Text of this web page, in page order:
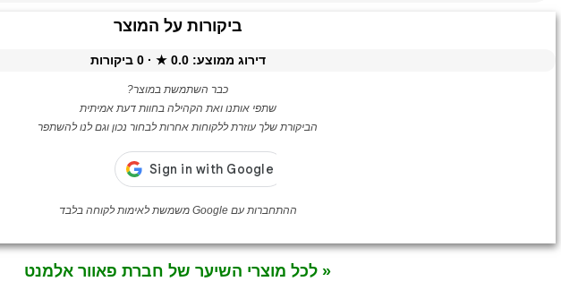
ביקורות על המוצר
דירוג ממוצע:0.0
★ ·
0 ביקורות
כבר השתמשת במוצר?
שתפי אותנו ואת הקהילה בחוות דעת אמיתית
הביקורת שלך עוזרת ללקוחות אחרות לבחור נכון וגם לנו להשתפר
ההתחברות עם Google משמשת לאימות לקוחה בלבד
« לכל מוצרי השיער של חברת פאוור אלמנט